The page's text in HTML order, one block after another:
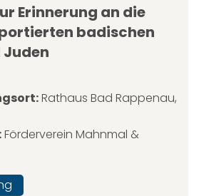
Erinnerung an die
badischen
Rathaus Bad Rappenau,
Förderverein Mahnmal &